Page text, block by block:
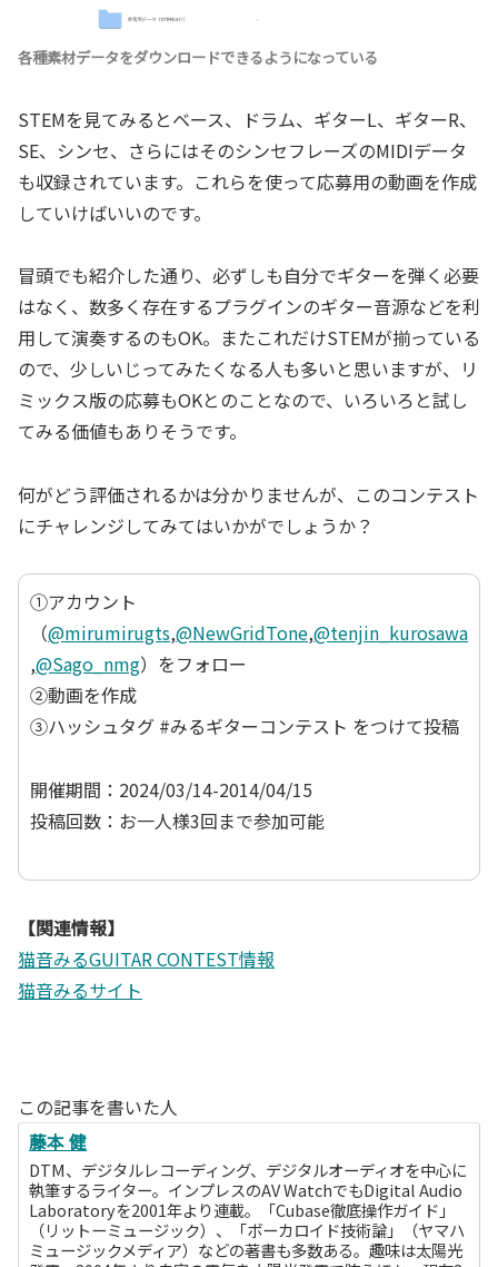
各種素材データをダウンロードできるようになっている
STEMを見てみるとベース、ドラム、ギターL、ギターR、
SE、シンセ、さらにはそのシンセフレーズのMIDIデータ
も収録されています。これらを使って応募用の動画を作成
していけばいいのです。
冒頭でも紹介した通り、必ずしも自分でギターを弾く必要
はなく、数多く存在するプラグインのギター音源などを利
用して演奏するのもOK。またこれだけSTEMが揃っている
ので、少しいじってみたくなる人も多いと思いますが、リ
ミックス版の応募もOKとのことなので、いろいろと試し
てみる価値もありそうです。
何がどう評価されるかは分かりませんが、このコンテスト
にチャレンジしてみてはいかがでしょうか？
①アカウント
（@mirumirugts,@NewGridTone,@tenjin_kurosawa
,@Sago_nmg）をフォロー
②動画を作成
③ハッシュタグ #みるギターコンテスト をつけて投稿
開催期間：2024/03/14-2014/04/15
投稿回数：お一人様3回まで参加可能
【関連情報】
猫音みるGUITAR CONTEST情報
猫音みるサイト
この記事を書いた人
藤本 健
DTM、デジタルレコーディング、デジタルオーディオを中心に
執筆するライター。インプレスのAV WatchでもDigital Audio
Laboratoryを2001年より連載。「Cubase徹底操作ガイド」
（リットーミュージック）、「ボーカロイド技術論」（ヤマハ
ミュージックメディア）などの著書も多数ある。趣味は太陽光